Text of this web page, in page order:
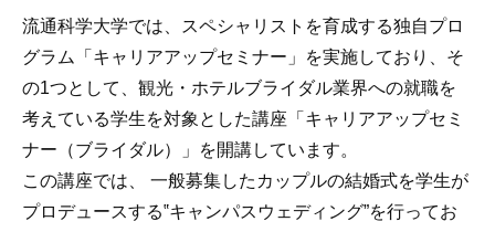
流通科学大学では、スペシャリストを育成する独自プロ
グラム「キャリアアップセミナー」を実施しており、そ
の1つとして、観光・ホテルブライダル業界への就職を
考えている学生を対象とした講座「キャリアアップセミ
ナー（ブライダル）」を開講しています。
この講座では、 一般募集したカップルの結婚式を学生が
プロデュースする‟キャンパスウェディング”を行ってお